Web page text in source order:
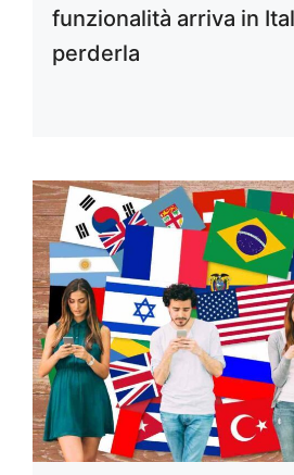
funzionalità arriva in
perderla